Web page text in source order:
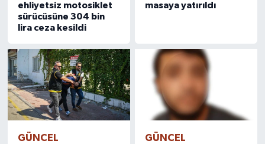
ehliyetsiz motosiklet
sürücüsüne 304 bin
lira ceza kesildi
masaya yatırıldı
GÜNCEL GÜNCEL
SPOR
YAŞAM
Yerel